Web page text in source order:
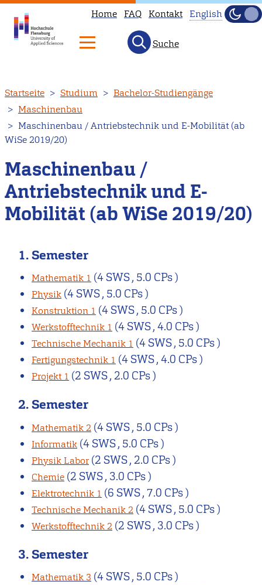
zum
Inhalt
Home FAQ Kontakt
not
in
our
English
English
Hell
Suche
Startseite Studium
Bachelor-Studiengänge
Maschinenbau
Maschinenbau / Antriebstechnik und E-Mobilität (ab
WiSe 2019/20)
Maschinenbau /
Antriebstechnik und E-
Mobilität (ab WiSe 2019/20)
1. Semester
Mathematik 1 (4 SWS , 5.0 CPs )
Physik (4 SWS , 5.0 CPs )
Konstruktion 1 (4 SWS , 5.0 CPs )
Werkstofftechnik 1 (4 SWS , 4.0 CPs )
Technische Mechanik 1 (4 SWS , 5.0 CPs )
Fertigungstechnik 1 (4 SWS , 4.0 CPs )
Projekt 1 (2 SWS , 2.0 CPs )
2. Semester
Mathematik 2 (4 SWS , 5.0 CPs )
Informatik (4 SWS , 5.0 CPs )
Physik Labor (2 SWS , 2.0 CPs )
Chemie (2 SWS , 3.0 CPs )
Elektrotechnik 1 (6 SWS , 7.0 CPs )
Technische Mechanik 2 (4 SWS , 5.0 CPs )
Werkstofftechnik 2 (2 SWS , 3.0 CPs )
3. Semester
Mathematik 3 (4 SWS , 5.0 CPs )